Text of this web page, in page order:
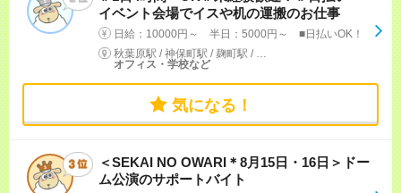
イベント会場でイスや机の運搬のお仕事
日給：10000円～ 半日：5000円～ ■日払いOK！
秋葉原駅 /神保町駅 /麹町駅 / …
オフィス・学校など
気になる！
＜SEKAI NO OWARI＊8月15日・16日＞ドー
ム公演のサポートバイト